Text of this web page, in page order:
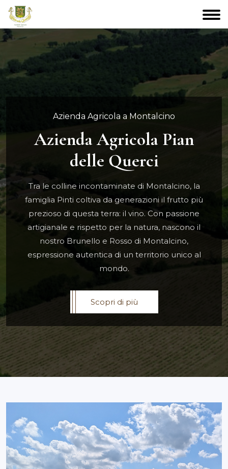
Azienda Agricola a Montalcino
Azienda Agricola Pian
delle Querci
Tra le colline incontaminate di Montalcino, la
famiglia Pinti coltiva da generazioni il frutto più
prezioso di questa terra: il vino. Con passione
artigianale e rispetto per la natura, nascono il
nostro Brunello e Rosso di Montalcino,
espressione autentica di un territorio unico al
mondo.
Scopri di più